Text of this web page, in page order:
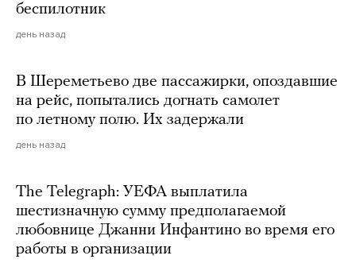
беспилотник
день назад
В Шереметьево две пассажирки, опоздавшие
на рейс, попытались догнать самолет
по летному полю. Их задержали
день назад
The Telegraph: УЕФА выплатила
шестизначную сумму предполагаемой
любовнице Джанни Инфантино во время его
работы в организации